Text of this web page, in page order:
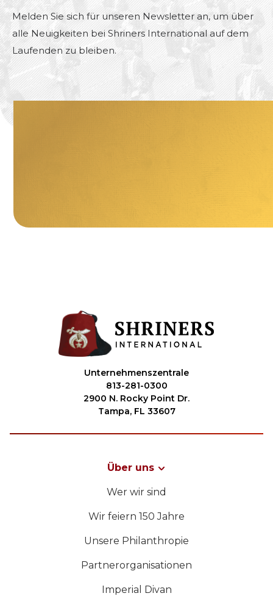
Melden Sie sich für unseren Newsletter an, um über
alle Neuigkeiten bei Shriners International auf dem
Laufenden zu bleiben.
Unternehmenszentrale
813-281-0300
2900 N. Rocky Point Dr.
Tampa, FL 33607
Über uns
Wer wir sind
Wir feiern 150 Jahre
Unsere Philanthropie
Partnerorganisationen
Imperial Divan